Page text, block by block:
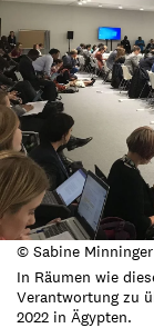
© Sabine Minninger
In Räumen wie
Verantwortung zu
2022 in Ägypten.